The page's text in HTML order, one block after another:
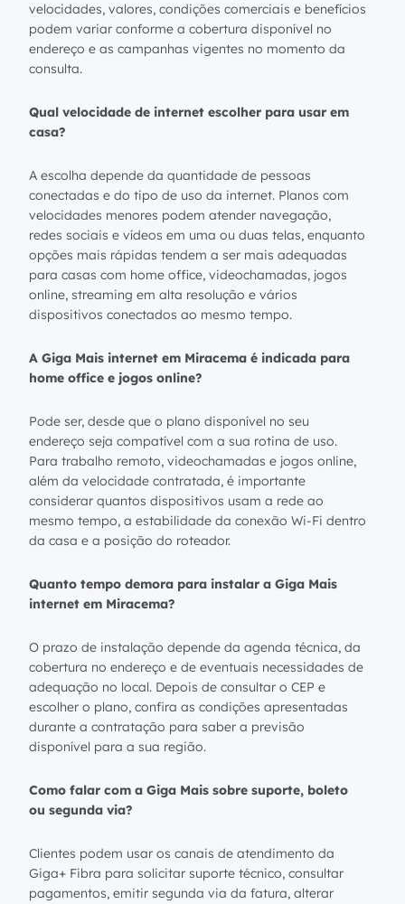
velocidades, valores, condições comerciais e benefícios
podem variar conforme a cobertura disponível no
endereço e as campanhas vigentes no momento da
consulta.
Qual velocidade de internet escolher para usar em
casa?
A escolha depende da quantidade de pessoas
conectadas e do tipo de uso da internet. Planos com
velocidades menores podem atender navegação,
redes sociais e vídeos em uma ou duas telas, enquanto
opções mais rápidas tendem a ser mais adequadas
para casas com home office, videochamadas, jogos
online, streaming em alta resolução e vários
dispositivos conectados ao mesmo tempo.
A Giga Mais internet em Miracema é indicada para
home office e jogos online?
Pode ser, desde que o plano disponível no seu
endereço seja compatível com a sua rotina de uso.
Para trabalho remoto, videochamadas e jogos online,
além da velocidade contratada, é importante
considerar quantos dispositivos usam a rede ao
mesmo tempo, a estabilidade da conexão Wi-Fi dentro
da casa e a posição do roteador.
Quanto tempo demora para instalar a Giga Mais
internet em Miracema?
O prazo de instalação depende da agenda técnica, da
cobertura no endereço e de eventuais necessidades de
adequação no local. Depois de consultar o CEP e
escolher o plano, confira as condições apresentadas
durante a contratação para saber a previsão
disponível para a sua região.
Como falar com a Giga Mais sobre suporte, boleto
ou segunda via?
Clientes podem usar os canais de atendimento da
Giga+ Fibra para solicitar suporte técnico, consultar
pagamentos, emitir segunda via da fatura, alterar